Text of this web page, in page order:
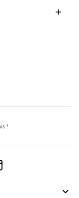
!
